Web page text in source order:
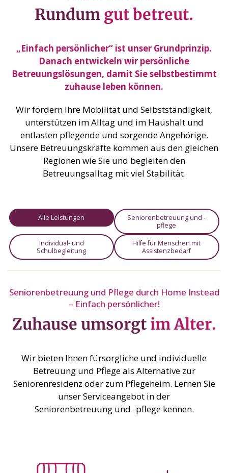
Rundum gut betreut.
„Einfach persönlicher“ ist unser Grundprinzip.
Danach entwickeln wir persönliche
Betreuungslösungen, damit Sie selbstbestimmt
zuhause leben können.
Wir fördern Ihre Mobilität und Selbstständigkeit,
unterstützen im Alltag und im Haushalt und
entlasten pflegende und sorgende Angehörige.
Unsere Betreuungskräfte kommen aus den gleichen
Regionen wie Sie und begleiten den
Betreuungsalltag mit viel Stabilität.
Alle Leistungen
Seniorenbetreuung und -
pflege
Individual- und
Schulbegleitung
Hilfe für Menschen mit
Assistenzbedarf
Seniorenbetreuung und Pflege durch Home Instead
– Einfach persönlicher!
Zuhause umsorgt im Alter.
Wir bieten Ihnen fürsorgliche und individuelle
Betreuung und Pflege als Alternative zur
Seniorenresidenz oder zum Pflegeheim. Lernen Sie
unser Serviceangebot in der
Seniorenbetreuung und -pflege kennen.